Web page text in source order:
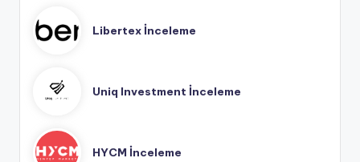
Libertex İnceleme
Uniq Investment İnceleme
HYCM İnceleme